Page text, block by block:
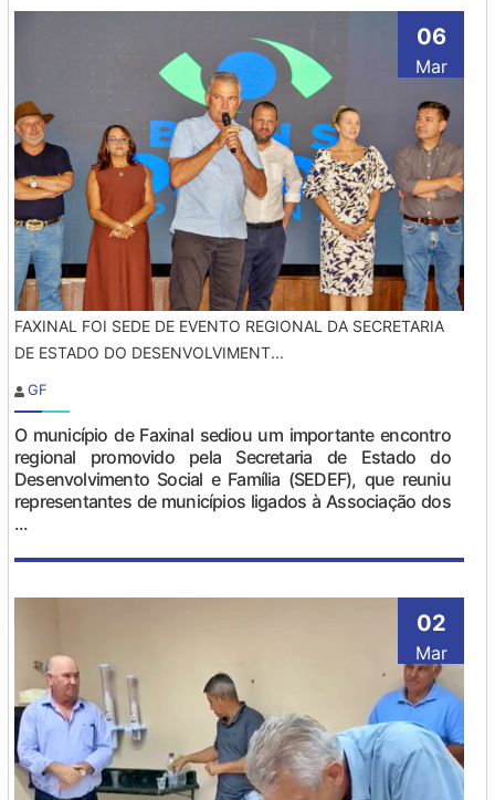
06
Mar
FAXINAL FOI SEDE DE EVENTO REGIONAL DA SECRETARIA
DE ESTADO DO DESENVOLVIMENT...
GF
O município de Faxinal sediou um importante encontro
regional promovido pela Secretaria de Estado do
Desenvolvimento Social e Família (SEDEF), que reuniu
representantes de municípios ligados à Associação dos
...
02
Mar